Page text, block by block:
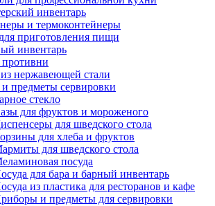
инвентарь
и термоконтейнеры
приготовления пищи
инвентарь
нержавеющей стали
предметы сервировки
стекло
для фруктов и мороженого
для шведского стола
для хлеба и фруктов
для шведского стола
посуда
для бара и барный инвентарь
из пластика для ресторанов и кафе
и предметы для сервировки